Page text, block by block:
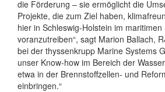
die Förderung – sie ermöglicht die
Projekte, die zum Ziel haben,
hier in Schleswig-Holstein im maritimen
voranzutreiben“, sagt Marion Ballach,
bei der thyssenkrupp Marine Systems
unser Know-how im Bereich der
etwa in der Brennstoffzellen- und
einbringen.“